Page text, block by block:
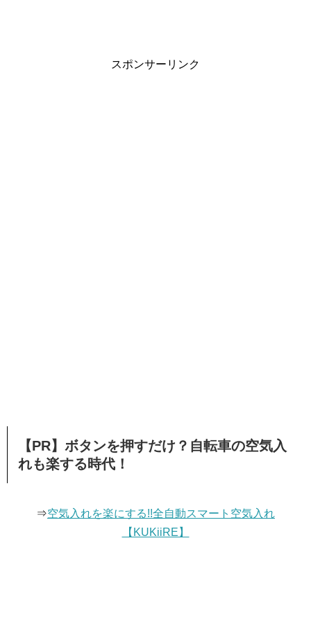
スポンサーリンク
【PR】ボタンを押すだけ？自転車の空気入
れも楽する時代！
⇒空気入れを楽にする!!全自動スマート空気入れ
【KUKiiRE】